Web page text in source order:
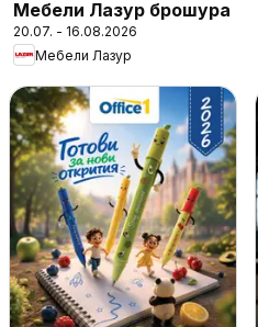
Мебели Лазур брошура
20.07. - 16.08.2026
Мебели Лазур